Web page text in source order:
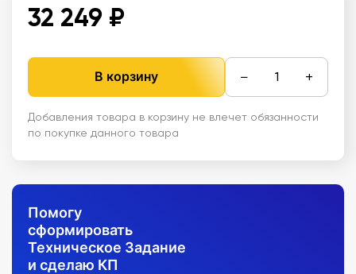
32 249 ₽
В корзину − +
Добавления товара в корзину не влечет обязанности
по покупке данного товара
Помогу
сформировать
Техническое Задание
и сделаю КП